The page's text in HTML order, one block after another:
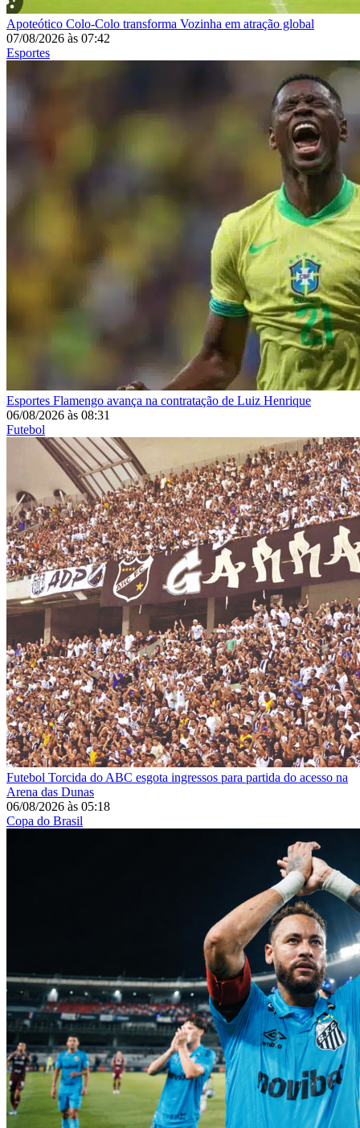
Apoteótico Colo-Colo transforma Vozinha em atração global
07/08/2026 às 07:42
Esportes
Esportes Flamengo avança na contratação de Luiz Henrique
06/08/2026 às 08:31
Futebol
Futebol Torcida do ABC esgota ingressos para partida do acesso na
Arena das Dunas
06/08/2026 às 05:18
Copa do Brasil